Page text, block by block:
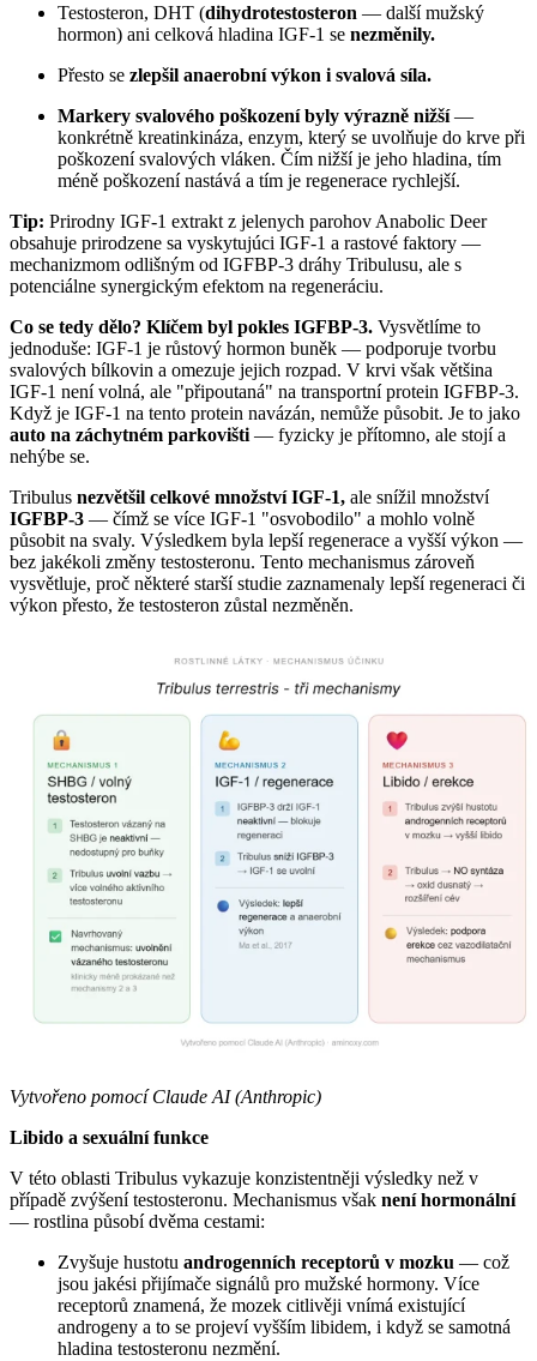
Testosteron, DHT (dihydrotestosteron — další mužský
hormon) ani celková hladina IGF-1 se nezměnily.
Přesto se zlepšil anaerobní výkon i svalová síla.
Markery svalového poškození byly výrazně nižší—
konkrétně kreatinkináza, enzym, který se uvolňuje do krve při
poškození svalových vláken. Čím nižší je jeho hladina, tím
méně poškození nastává a tím je regenerace rychlejší.
Tip: Prirodny IGF-1 extrakt z jelenych parohov Anabolic Deer
obsahuje prirodzene sa vyskytujúci IGF-1 a rastové faktory —
mechanizmom odlišným od IGFBP-3 dráhy Tribulusu, ale s
potenciálne synergickým efektom na regeneráciu.
Co se tedy dělo? Klíčem byl pokles IGFBP-3. Vysvětlíme to
jednoduše: IGF-1 je růstový hormon buněk — podporuje tvorbu
svalových bílkovin a omezuje jejich rozpad. V krvi však většina
IGF-1 není volná, ale "připoutaná" na transportní protein IGFBP-3.
Když je IGF-1 na tento protein navázán, nemůže působit. Je to jako
auto na záchytném parkovišti — fyzicky je přítomno, ale stojí a
nehýbe se.
Tribulus nezvětšil celkové množství IGF-1, ale snížil množství
IGFBP-3 — čímž se více IGF-1 "osvobodilo" a mohlo volně
působit na svaly. Výsledkem byla lepší regenerace a vyšší výkon —
bez jakékoli změny testosteronu. Tento mechanismus zároveň
vysvětluje, proč některé starší studie zaznamenaly lepší regeneraci či
výkon přesto, že testosteron zůstal nezměněn.
Vytvořeno pomocí Claude AI (Anthropic)
Libido a sexuální funkce
V této oblasti Tribulus vykazuje konzistentněji výsledky než v
případě zvýšení testosteronu. Mechanismus však není hormonální
— rostlina působí dvěma cestami:
Zvyšuje hustotu androgenních receptorů v mozku — což
jsou jakési přijímače signálů pro mužské hormony. Více
receptorů znamená, že mozek citlivěji vnímá existující
androgeny a to se projeví vyšším libidem, i když se samotná
hladina testosteronu nezmění.